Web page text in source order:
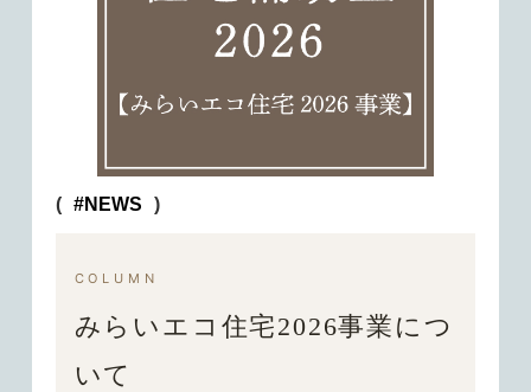
( #NEWS )
COLUMN
みらいエコ住宅2026事業につ
いて